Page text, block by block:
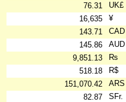
76.31
UK£
16,635
¥
143.71
CAD
145.86
AUD
9,851.13
₨
518.18
R$
151,070.42
ARS
82.87
SFr.